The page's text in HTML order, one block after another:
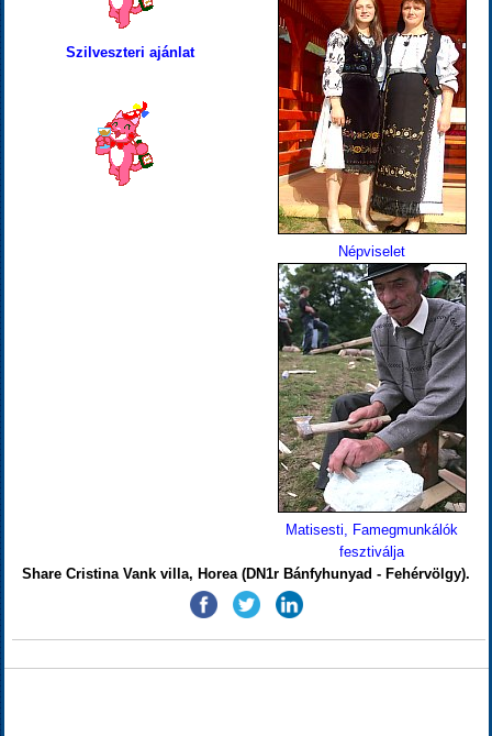
Szilveszteri ajánlat
Népviselet
Matisesti, Famegmunkálók
fesztiválja
Share Cristina Vank villa, Horea (DN1r Bánfyhunyad - Fehérvölgy).